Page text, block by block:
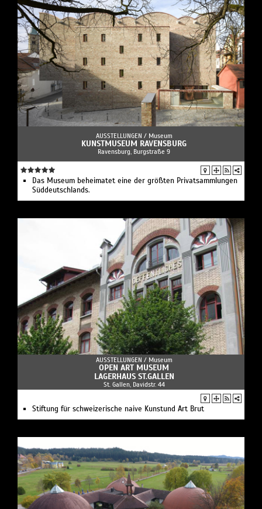
AUSSTELLUNGEN / Museum
KUNSTMUSEUM RAVENSBURG
Ravensburg, Burgstraße 9
Das Museum beheimatet eine der größten Privatsammlungen
Süddeutschlands.
AUSSTELLUNGEN / Museum
OPEN ART MUSEUM
LAGERHAUS ST.GALLEN
St. Gallen, Davidstr. 44
Stiftung für schweizerische naive Kunstund Art Brut